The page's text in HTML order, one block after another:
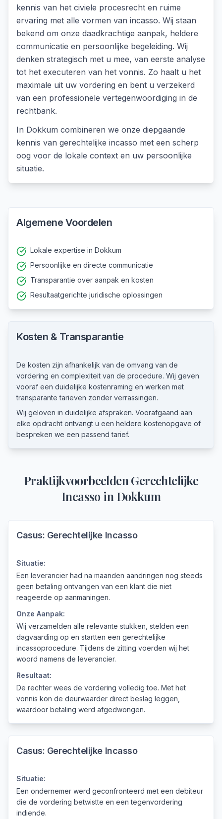
kennis van het civiele procesrecht en ruime
ervaring met alle vormen van incasso. Wij staan
bekend om onze daadkrachtige aanpak, heldere
communicatie en persoonlijke begeleiding. Wij
denken strategisch met u mee, van eerste analyse
tot het executeren van het vonnis. Zo haalt u het
maximale uit uw vordering en bent u verzekerd
van een professionele vertegenwoordiging in de
rechtbank.
In Dokkum combineren we onze diepgaande
kennis van gerechtelijke incasso met een scherp
oog voor de lokale context en uw persoonlijke
situatie.
Algemene Voordelen
Lokale expertise in Dokkum
Persoonlijke en directe communicatie
Transparantie over aanpak en kosten
Resultaatgerichte juridische oplossingen
Kosten & Transparantie
De kosten zijn afhankelijk van de omvang van de
vordering en complexiteit van de procedure. Wij geven
vooraf een duidelijke kostenraming en werken met
transparante tarieven zonder verrassingen.
Wij geloven in duidelijke afspraken. Voorafgaand aan
elke opdracht ontvangt u een heldere kostenopgave of
bespreken we een passend tarief.
PraktijkvoorbeeldenGerechtelijke
Incassoin Dokkum
Casus: Gerechtelijke Incasso
Situatie:
Een leverancier had na maanden aandringen nog steeds
geen betaling ontvangen van een klant die niet
reageerde op aanmaningen.
Onze Aanpak:
Wij verzamelden alle relevante stukken, stelden een
dagvaarding op en startten een gerechtelijke
incassoprocedure. Tijdens de zitting voerden wij het
woord namens de leverancier.
Resultaat:
De rechter wees de vordering volledig toe. Met het
vonnis kon de deurwaarder direct beslag leggen,
waardoor betaling werd afgedwongen.
Casus: Gerechtelijke Incasso
Situatie:
Een ondernemer werd geconfronteerd met een debiteur
die de vordering betwistte en een tegenvordering
indiende.